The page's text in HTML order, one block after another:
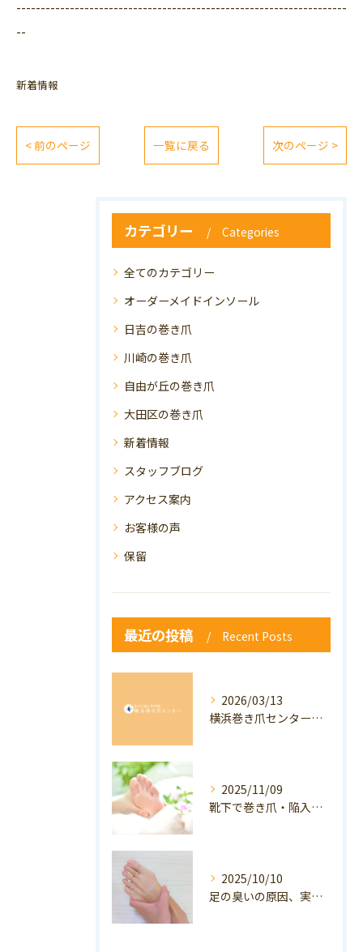
--------------------------------------------------------------------
--
新着情報
< 前のページ 一覧に戻る 次のページ >
カテゴリー Categories
全てのカテゴリー
オーダーメイドインソール
日吉の巻き爪
川崎の巻き爪
自由が丘の巻き爪
大田区の巻き爪
新着情報
スタッフブログ
アクセス案内
お客様の声
保留
最近の投稿 Recent Posts
2026/03/13
横浜巻き爪センター：専門家が答える「巻き爪・陥入爪」Q&A
2025/11/09
靴下で巻き爪・陥入爪の予防はできる？おすすめの靴下を紹介！
2025/10/10
足の臭いの原因、実は巻き爪かも？ニオイ対策と予防のポイントも解説！